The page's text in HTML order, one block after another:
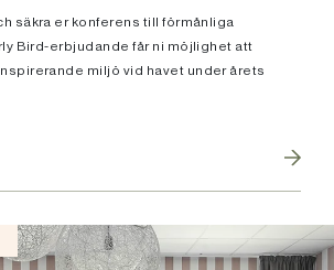
säkra er konferens till förmånliga
Bird-erbjudande får ni möjlighet att
miljö vid havet under årets